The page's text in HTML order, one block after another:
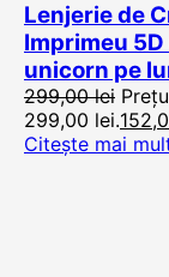
Lenjerie de
Imprimeu
unicorn pe
299,00lei
299,00 lei.
Citește mai